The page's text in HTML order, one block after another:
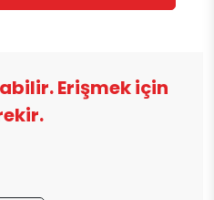
Erişmek için